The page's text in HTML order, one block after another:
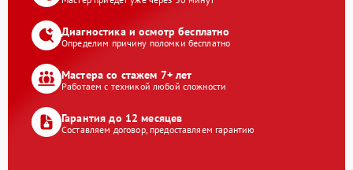
Диагностика и осмотр бесплатно
Определим причину поломки бесплатно
Мастера со стажем 7+ лет
Работаем с техникой любой сложности
Гарантия до 12 месяцев
Составляем договор, предоставляем гарантию